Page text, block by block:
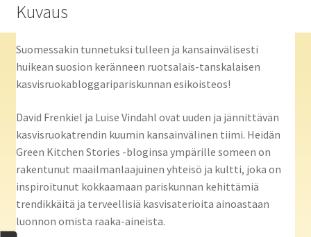
Kuvaus
Suomessakin tunnetuksi tulleen ja kansainvälisesti
huikean suosion keränneen ruotsalais-tanskalaisen
kasvisruokabloggaripariskunnan esikoisteos!
David Frenkiel ja Luise Vindahl ovat uuden ja jännittävän
kasvisruokatrendin kuumin kansainvälinen tiimi. Heidän
Green Kitchen Stories -bloginsa ympärille someen on
rakentunut maailmanlaajuinen yhteisö ja kultti, joka on
inspiroitunut kokkaamaan pariskunnan kehittämiä
trendikkäitä ja terveellisiä kasvisaterioita ainoastaan
luonnon omista raaka-aineista.